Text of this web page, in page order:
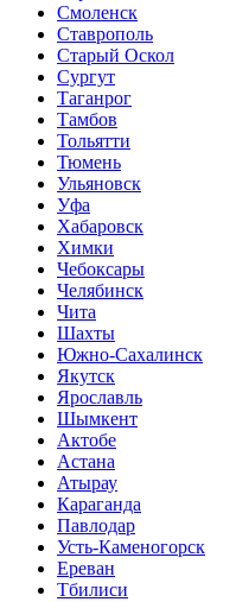
Смоленск
Ставрополь
Старый Оскол
Сургут
Таганрог
Тамбов
Тольятти
Тюмень
Ульяновск
Уфа
Хабаровск
Химки
Чебоксары
Челябинск
Чита
Шахты
Южно-Сахалинск
Якутск
Ярославль
Шымкент
Актобе
Астана
Атырау
Караганда
Павлодар
Усть-Каменогорск
Ереван
Тбилиси